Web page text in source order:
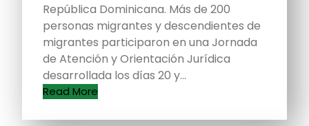
República Dominicana. Más de 200
personas migrantes y descendientes de
migrantes participaron en una Jornada
de Atención y Orientación Jurídica
desarrollada los días 20 y…
Read More